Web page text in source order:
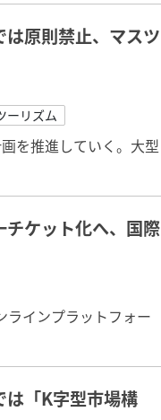
原則禁止、マスツ
ーリズム
を推進していく。大型
ケット化へ、国際
ラインプラットフォー
は「K字型市場構